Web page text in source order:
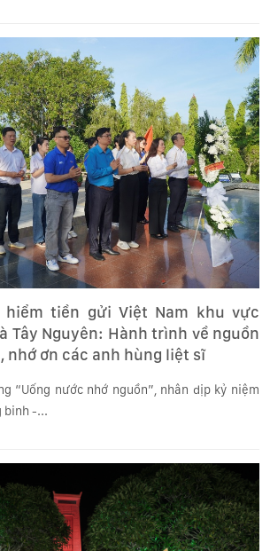
hiểm tiền gửi Việt Nam khu vực
Tây Nguyên: Hành trình về nguồn
nhớ ơn các anh hùng liệt sĩ
“Uống nước nhớ nguồn”, nhân dịp kỷ niệm
binh -...